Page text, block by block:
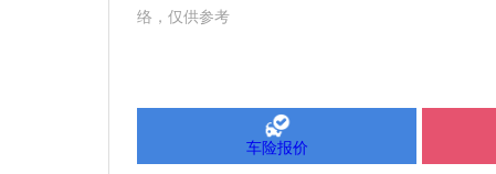
络，仅供参考
车险报价